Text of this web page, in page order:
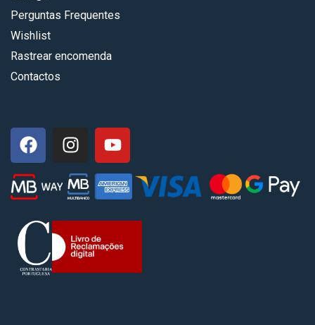
Perguntas Frequentes
Wishlist
Rastrear encomenda
Contactos